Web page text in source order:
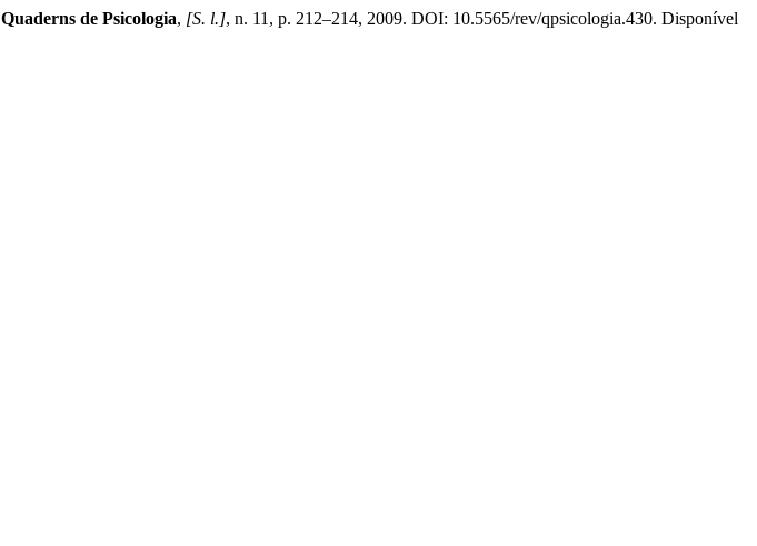
Quaderns de Psicologia, [S. l.], n. 11, p. 212–214, 2009. DOI: 10.5565/rev/qpsicologia.430. Disponível